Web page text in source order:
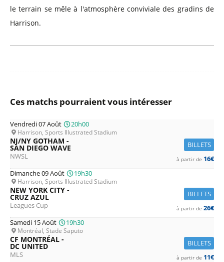
le terrain se mêle à l'atmosphère conviviale des gradins de
Harrison.
Ces matchs pourraient vous intéresser
Vendredi 07 Août 20h00
Harrison, Sports Illustrated Stadium
BILLETS
NJ/NY GOTHAM -
SAN DIEGO WAVE
NWSL à partir de 16€
Dimanche 09 Août
19h30
Harrison, Sports Illustrated Stadium
BILLETS
NEW YORK CITY -
CRUZ AZUL
Leagues Cup à partir de 26€
Samedi 15 Août
19h30
Montréal, Stade Saputo
BILLETS
CF MONTRÉAL -
DC UNITED
MLS à partir de 11€